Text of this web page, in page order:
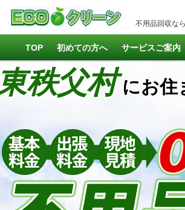
不用品回収な
TOP 初めての方へ サービスご案内
秩父村 にお住